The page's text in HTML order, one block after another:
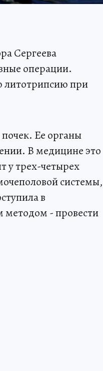
Сергеева
операции.
литотрипсию при
Ее органы
В медицине это
у трех-четырех
системы,
в
- провести